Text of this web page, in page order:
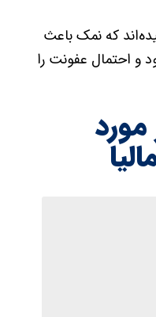
که نمک باعث
و احتمال عفونت را